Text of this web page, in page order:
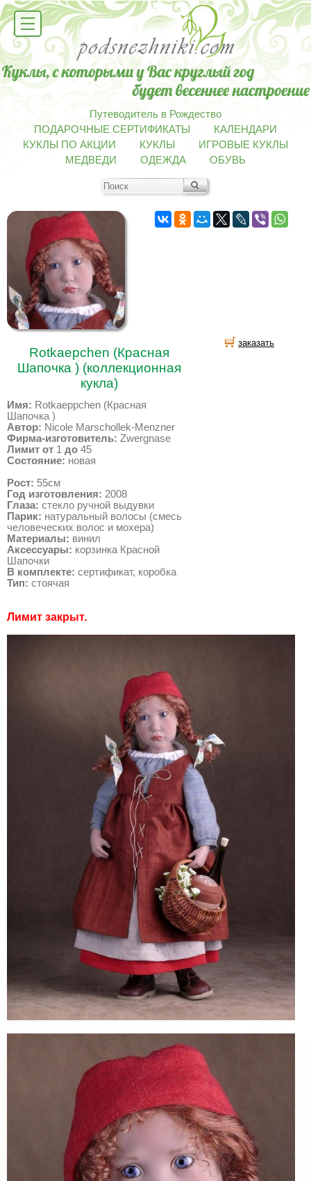
Путеводитель в Рождество
ПОДАРОЧНЫЕ СЕРТИФИКАТЫ
КАЛЕНДАРИ
КУКЛЫ ПО АКЦИИ
КУКЛЫ
ИГРОВЫЕ КУКЛЫ
МЕДВЕДИ
ОДЕЖДА ОБУВЬ
Rotkaepchen (Красная
Шапочка ) (коллекционная
кукла)
Имя: Rotkaeppchen (Красная
Шапочка )
Автор: Nicole Marschollek-Menzner
Фирма-изготовитель: Zwergnase
Лимит от 1 до 45
Состояние: новая
Рост: 55см
Год изготовления: 2008
Глаза: стекло ручной выдувки
Парик: натуральный волосы (смесь
человеческих волос и мохера)
Материалы: винил
Аксессуары: корзинка Красной
Шапочки
В комплекте: сертификат, коробка
Тип: стоячая
заказать
Лимит закрыт.